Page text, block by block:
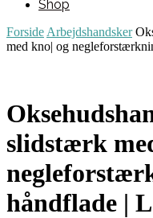
Shop
Forside Arbejdshandsker
med kno| og
slidstærk
håndflade |